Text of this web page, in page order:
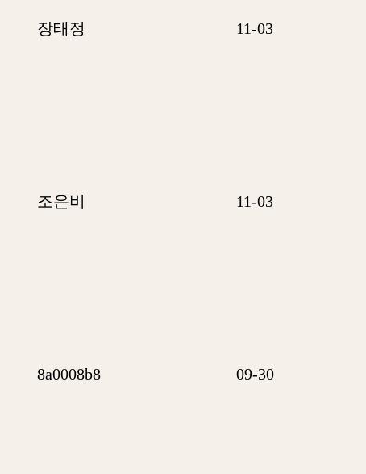
장태정 11-03
조은비 11-03
8a0008b8 09-30